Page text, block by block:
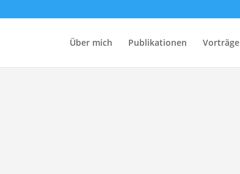
Über mich Publikationen Vorträge